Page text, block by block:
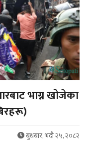
भाग्न खोजेका
बुधबार, भदौ २५, २०८२